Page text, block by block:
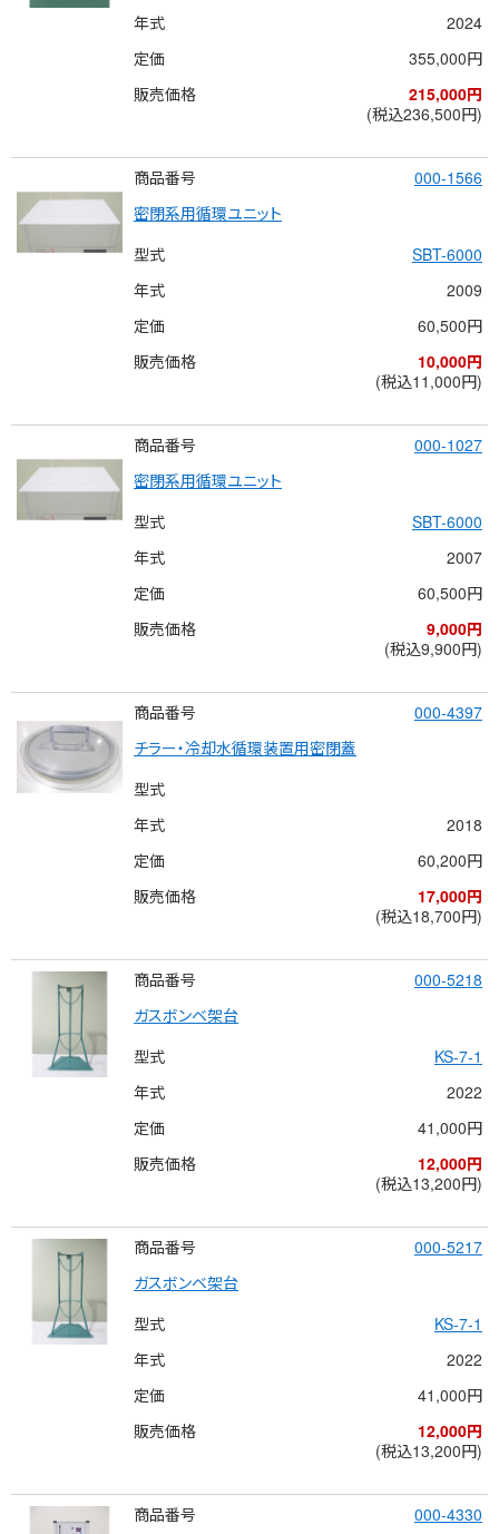
年式
2024
定価
355,000円
販売価格
215,000円
(税込236,500円)
商品番号
000-1566
密閉系用循環ユニット
型式
SBT-6000
年式
2009
定価
60,500円
販売価格
10,000円
(税込11,000円)
商品番号
000-1027
密閉系用循環ユニット
型式
SBT-6000
年式
2007
定価
60,500円
販売価格
9,000円
(税込9,900円)
商品番号
000-4397
チラー・冷却水循環装置用密閉蓋
型式
年式
2018
定価
60,200円
販売価格
17,000円
(税込18,700円)
商品番号
000-5218
ガスボンベ架台
型式
KS-7-1
年式
2022
定価
41,000円
販売価格
12,000円
(税込13,200円)
商品番号
000-5217
ガスボンベ架台
型式
KS-7-1
年式
2022
定価
41,000円
販売価格
12,000円
(税込13,200円)
商品番号
000-4330